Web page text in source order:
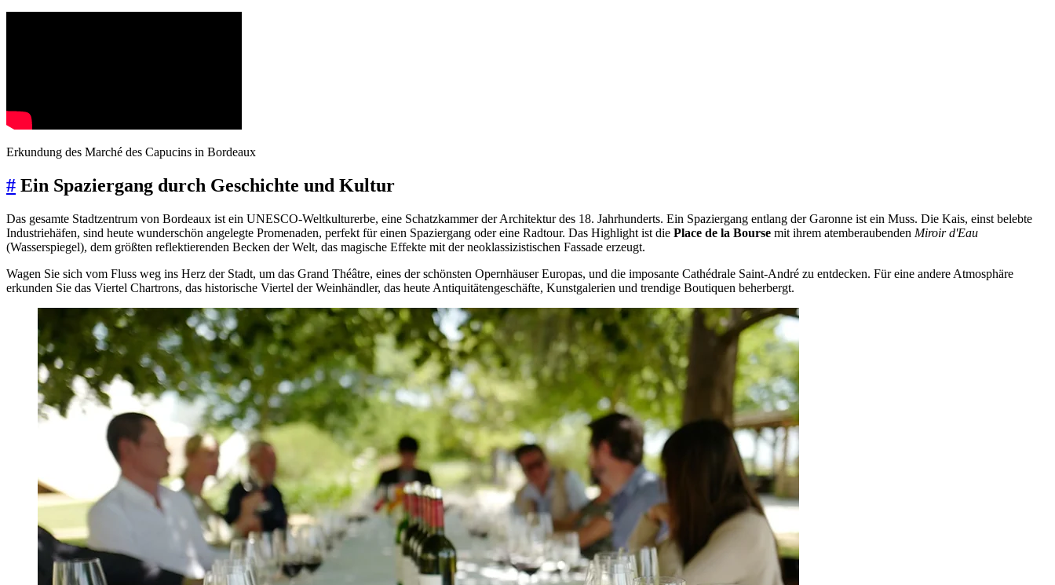
Erkundung des Marché des Capucins in Bordeaux
# Ein Spaziergang durch Geschichte und Kultur
Das gesamte Stadtzentrum von Bordeaux ist ein UNESCO-Weltkulturerbe, eine Schatzkammer der Architektur des 18. Jahrhunderts. Ein Spaziergang entlang der Garonne ist ein Muss. Die Kais, einst belebte
Industriehäfen, sind heute wunderschön angelegte Promenaden, perfekt für einen Spaziergang oder eine Radtour. Das Highlight ist die Place de la Bourse mit ihrem atemberaubenden Miroir d'Eau
(Wasserspiegel), dem größten reflektierenden Becken der Welt, das magische Effekte mit der neoklassizistischen Fassade erzeugt.
Wagen Sie sich vom Fluss weg ins Herz der Stadt, um das Grand Théâtre, eines der schönsten Opernhäuser Europas, und die imposante Cathédrale Saint-André zu entdecken. Für eine andere Atmosphäre
erkunden Sie das Viertel Chartrons, das historische Viertel der Weinhändler, das heute Antiquitätengeschäfte, Kunstgalerien und trendige Boutiquen beherbergt.